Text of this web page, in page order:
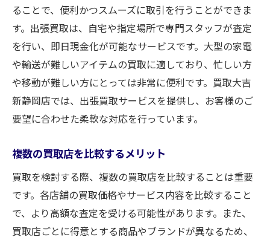
ることで、便利かつスムーズに取引を行うことができま
す。出張買取は、自宅や指定場所で専門スタッフが査定
を行い、即日現金化が可能なサービスです。大型の家電
や輸送が難しいアイテムの買取に適しており、忙しい方
や移動が難しい方にとっては非常に便利です。買取大吉
新静岡店では、出張買取サービスを提供し、お客様のご
要望に合わせた柔軟な対応を行っています。
複数の買取店を比較するメリット
買取を検討する際、複数の買取店を比較することは重要
です。各店舗の買取価格やサービス内容を比較すること
で、より高額な査定を受ける可能性があります。また、
買取店ごとに得意とする商品やブランドが異なるため、